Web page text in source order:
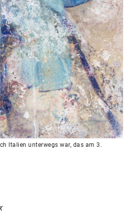
Italien unterwegs war, das am 3.